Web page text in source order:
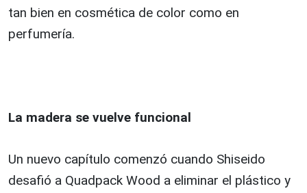
tan bien en cosmética de color como en
perfumería.
La madera se vuelve funcional
Un nuevo capítulo comenzó cuando Shiseido
desafió a Quadpack Wood a eliminar el plástico y